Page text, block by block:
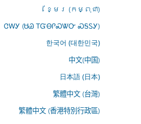
ខ្មែរ (កម្ពុជា)
ᏣᎳᎩ (ᏌᏊ ᎢᏳᎾᎵᏍᏔᏅ ᏍᎦᏚᎩ)
한국어 (대한민국)
中文(中国)
日本語 (日本)
繁體中文 (台灣)
繁體中文 (香港特別行政區)